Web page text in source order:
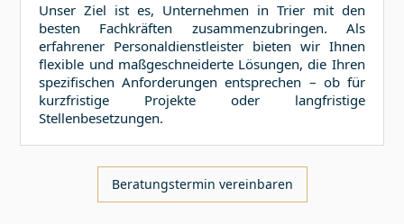
Unser Ziel ist es, Unternehmen in Triermit den
besten Fachkräften zusammenzubringen. Als
erfahrener Personaldienstleister bieten wir Ihnen
flexible und maßgeschneiderte Lösungen, die Ihren
spezifischen Anforderungen entsprechen – ob für
kurzfristige Projekte oder langfristige
Stellenbesetzungen.
Beratungstermin vereinbaren